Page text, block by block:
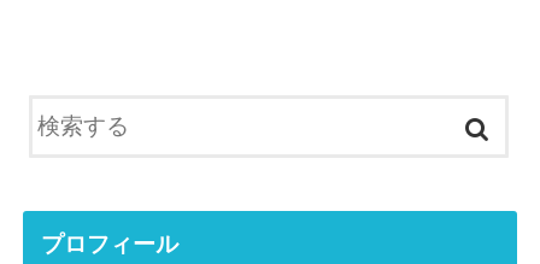
プロフィール